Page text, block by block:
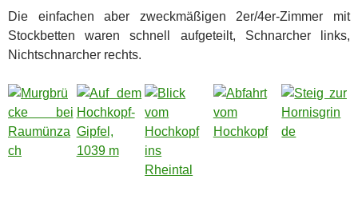
Die einfachen aber zweckmäßigen 2er/4er-Zimmer mit
Stockbetten waren schnell aufgeteilt, Schnarcher links,
Nichtschnarcher rechts.